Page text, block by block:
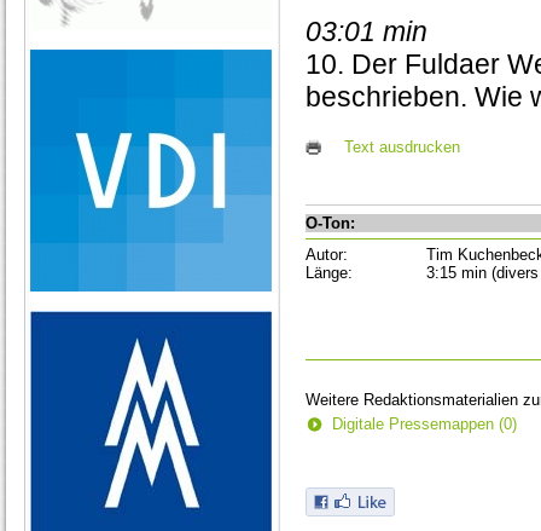
03:01 min
10. Der Fuldaer
beschrieben. Wie
Text ausdrucken
O-Ton:
Autor:
Tim
Länge:
3:15 min
Weitere Redaktionsmaterialien
Digitale Pressemappen (0)